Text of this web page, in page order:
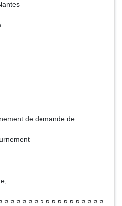
de demande de
¤ ¤ ¤ ¤ ¤ ¤ ¤ ¤ ¤ ¤ ¤ ¤ ¤ ¤ ¤ ¤ ¤